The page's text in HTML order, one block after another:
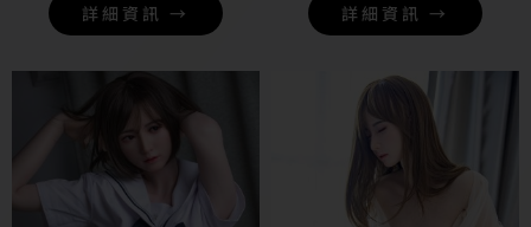
詳細資訊 → 詳細資訊 →